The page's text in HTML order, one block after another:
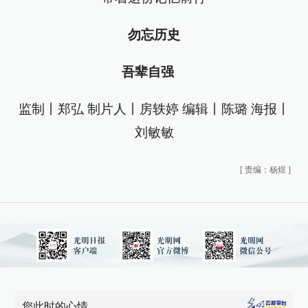
勿忘历史
吾辈自强
监制丨郑弘 制片人丨房轶婷 编辑丨陈璐 海报丨
刘敏敏
[ 责编：杨煜 ]